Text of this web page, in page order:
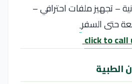
– تجهيز ملفات احترافي –
حتى السفر
click to call
الطبية